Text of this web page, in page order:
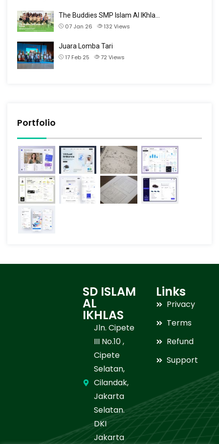
The Buddies SMP Islam Al IKhla…
07 Jan 26
132 Views
Juara Lomba Tari
17 Feb 25
72 Views
Portfolio
SD ISLAM
AL
IKHLAS
Jln. Cipete
III No.10 ,
Cipete
Selatan,
Cilandak,
Jakarta
Selatan.
DKI
Jakarta
Links
Privacy
Terms
Refund
Support